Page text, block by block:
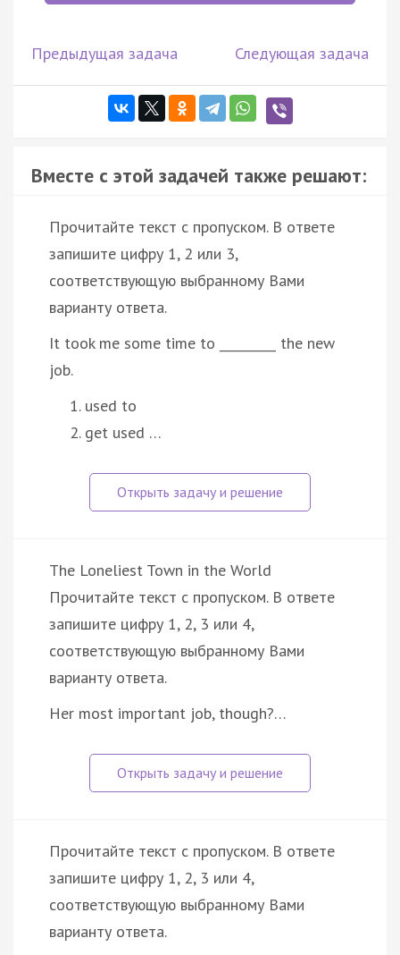
Предыдущая задача Следующая задача
Вместе с этой задачей также решают:
Прочитайте текст с пропуском. В ответе
запишите цифру 1, 2 или 3,
соответствующую выбранному Вами
варианту ответа.
It took me some time to _________ the new
job.
used to
get used …
The Loneliest Town in the World
Прочитайте текст с пропуском. В ответе
запишите цифру 1, 2, 3 или 4,
соответствующую выбранному Вами
варианту ответа.
Her most important job, though?…
Прочитайте текст с пропуском. В ответе
запишите цифру 1, 2, 3 или 4,
соответствующую выбранному Вами
варианту ответа.